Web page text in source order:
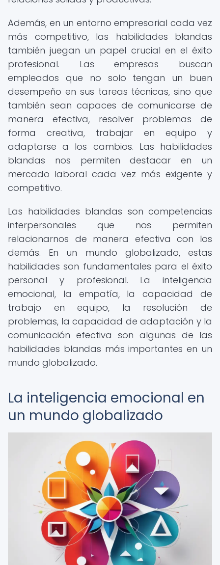
Además, en un entorno empresarial cada vez
más competitivo, las habilidades blandas
también juegan un papel crucial en el éxito
profesional. Las empresas buscan
empleados que no solo tengan un buen
desempeño en sus tareas técnicas, sino que
también sean capaces de comunicarse de
manera efectiva, resolver problemas de
forma creativa, trabajar en equipo y
adaptarse a los cambios. Las habilidades
blandas nos permiten destacar en un
mercado laboral cada vez más exigente y
competitivo.
Las habilidades blandas son competencias
interpersonales que nos permiten
relacionarnos de manera efectiva con los
demás. En un mundo globalizado, estas
habilidades son fundamentales para el éxito
personal y profesional. La inteligencia
emocional, la empatía, la capacidad de
trabajo en equipo, la resolución de
problemas, la capacidad de adaptación y la
comunicación efectiva son algunas de las
habilidades blandas más importantes en un
mundo globalizado.
La inteligencia emocional en
un mundo globalizado